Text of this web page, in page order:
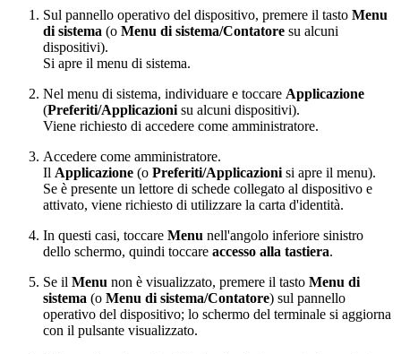
Sul pannello operativo del dispositivo, premere il tasto Menu
di sistema (o Menu di sistema/Contatore su alcuni
dispositivi).
Si apre il menu di sistema.
Nel menu di sistema, individuare e toccare Applicazione
(Preferiti/Applicazionisu alcuni dispositivi).
Viene richiesto di accedere come amministratore.
Accedere come amministratore.
Il Applicazione (o Preferiti/Applicazionisi apre il menu).
Se è presente un lettore di schede collegato al dispositivo e
attivato, viene richiesto di utilizzare la carta d'identità.
In questi casi, toccare Menu nell'angolo inferiore sinistro
dello schermo, quindi toccare accesso alla tastiera.
Se il Menu non è visualizzato, premere il tasto Menu di
sistema (o Menu di sistema/Contatore) sul pannello
operativo del dispositivo; lo schermo del terminale si aggiorna
con il pulsante visualizzato.